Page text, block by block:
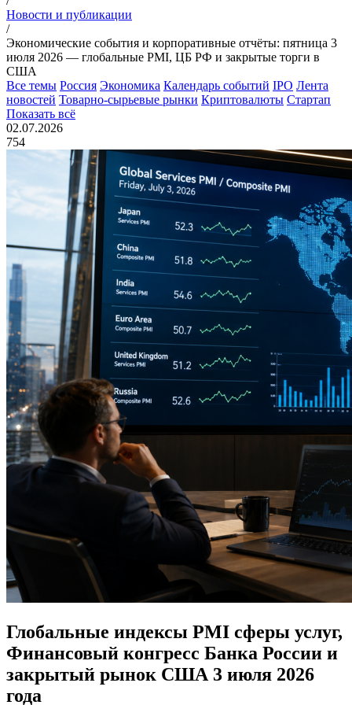
Новости и публикации
/
Экономические события и корпоративные отчёты: пятница 3
июля 2026 — глобальные PMI, ЦБ РФ и закрытые торги в
США
Все темы Россия Экономика Календарь событий IPO Лента
новостей Товарно-сырьевые рынки Криптовалюты Стартап
Показать всё
02.07.2026
754
Глобальные индексы PMI сферы услуг,
Финансовый конгресс Банка России и
закрытый рынок США 3 июля 2026
года